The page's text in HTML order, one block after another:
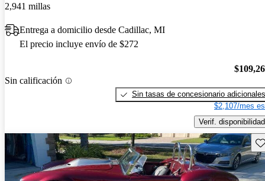
2,941 millas
Entrega a domicilio desde Cadillac, MI
El precio incluye envío de $272
Sin calificación
Sin tasas de concesionario adicionales
$2,107/mes
Verif. disponibilidad